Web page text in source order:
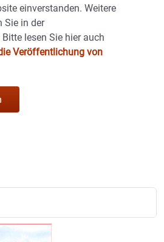
einverstanden. Weitere
Sie in der
Bitte lesen Sie hier auch
Veröffentlichung von